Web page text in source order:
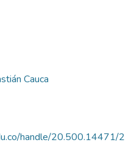
Cauca
handle/20.500.14471/2